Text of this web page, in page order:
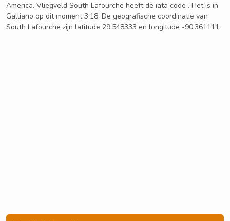
America. Vliegveld South Lafourche heeft de iata code . Het is in
Galliano op dit moment 3:18. De geografische coordinatie van
South Lafourche zijn latitude 29.548333 en longitude -90.361111.